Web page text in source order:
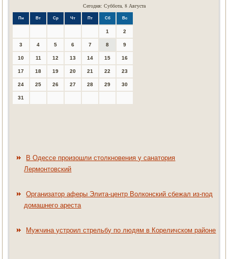
Сегодня: Суббота, 8 Августа
Пн Вт Ср Чт Пт Сб Вс
1 2
3 4 5 6 7 8 9
10 11 12 13 14 15 16
17 18 19 20 21 22 23
24 25 26 27 28 29 30
31
В Одессе произошли столкновения у санатория
Лермонтовский
Организатор аферы Элита-центр Волконский сбежал из-под
домашнего ареста
Мужчина устроил стрельбу по людям в Кореличском районе